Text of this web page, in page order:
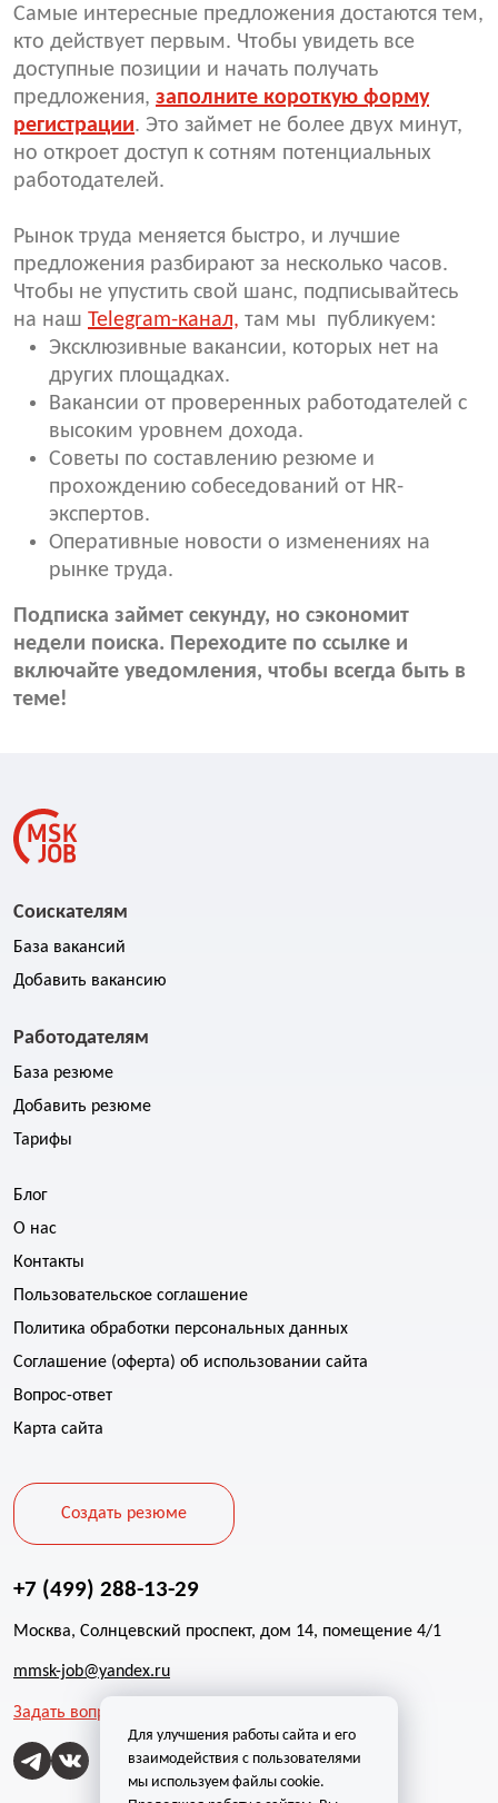
Самые интересные предложения достаются тем,
кто действует первым. Чтобы увидеть все
доступные позиции и начать получать
предложения, заполните короткую форму
регистрации. Это займет не более двух минут,
но откроет доступ к сотням потенциальных
работодателей.
Рынок труда меняется быстро, и лучшие
предложения разбирают за несколько часов.
Чтобы не упустить свой шанс, подписывайтесь
на наш Telegram-канал, там мы публикуем:
Эксклюзивные вакансии, которых нет на
других площадках.
Вакансии от проверенных работодателей с
высоким уровнем дохода.
Советы по составлению резюме и
прохождению собеседований от HR-
экспертов.
Оперативные новости о изменениях на
рынке труда.
Подписка займет секунду, но сэкономит
недели поиска. Переходите по ссылке и
включайте уведомления, чтобы всегда быть в
теме!
Соискателям
База вакансий
Добавить вакансию
Работодателям
База резюме
Добавить резюме
Тарифы
Блог
О нас
Контакты
Пользовательское соглашение
Политика обработки персональных данных
Соглашение (оферта) об использовании сайта
Вопрос-ответ
Карта сайта
Создать резюме
+7 (499) 288-13-29
Москва, Солнцевский проспект, дом 14, помещение 4/1
mmsk-job@yandex.ru
Задать вопрос
Для улучшения работы сайта и его
взаимодействия с пользователями
мы используем файлы cookie.